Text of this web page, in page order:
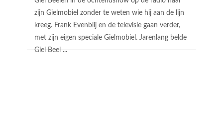
zijn Gielmobiel zonder te weten wie hij aan de lijn
kreeg. Frank Evenblij en de televisie gaan verder,
met zijn eigen speciale Gielmobiel. Jarenlang belde
Giel Beel ...